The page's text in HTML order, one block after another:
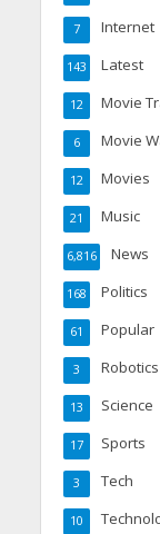
Internet
7
Latest
143
Movie
12
Movie
6
Movies
12
Music
21
News
6,816
Politics
168
Popular
61
Robotics
3
Science
13
Sports
17
Tech
3
10